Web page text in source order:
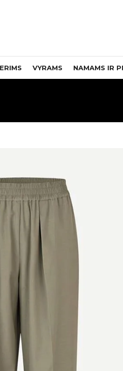
VYRAMS NAMAMS IR